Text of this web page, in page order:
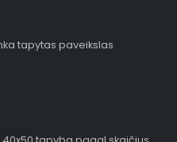
tapytas paveikslas